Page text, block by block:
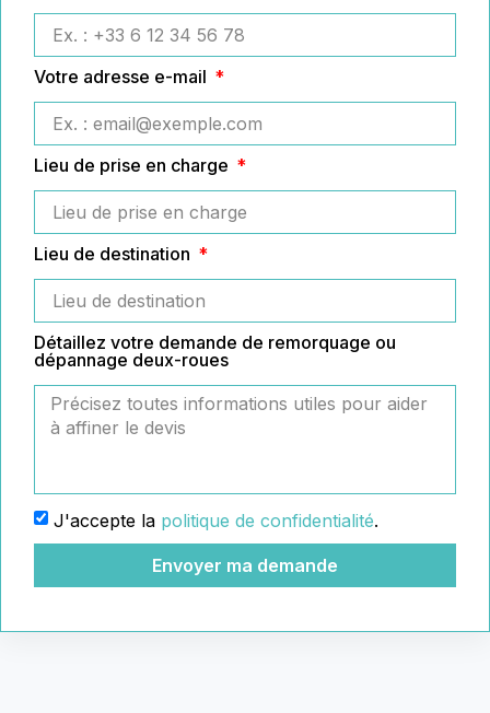
Votre adresse e-mail
Lieu de prise en charge
Lieu de destination
Détaillez votre demande de remorquage ou
dépannage deux-roues
J'accepte la politique de confidentialité.
Envoyer ma demande